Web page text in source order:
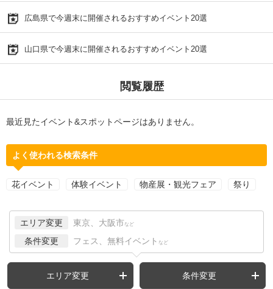
広島県で今週末に開催されるおすすめイベント20選
山口県で今週末に開催されるおすすめイベント20選
閲覧履歴
最近見たイベント&スポットページはありません。
よく使われる検索条件
花イベント 体験イベント 物産展・観光フェア 祭り
エリア変更 東京、大阪市 など
条件変更 フェス、無料イベント など
エリア変更 条件変更